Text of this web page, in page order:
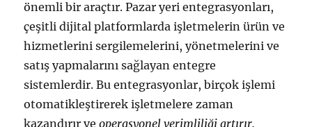
önemli bir araçtır. Pazar yeri entegrasyonları,
çeşitli dijital platformlarda işletmelerin ürün ve
hizmetlerini sergilemelerini, yönetmelerini ve
satış yapmalarını sağlayan entegre
sistemlerdir. Bu entegrasyonlar, birçok işlemi
otomatikleştirerek işletmelere zaman
kazandırır veoperasyonel verimliliği artırır.